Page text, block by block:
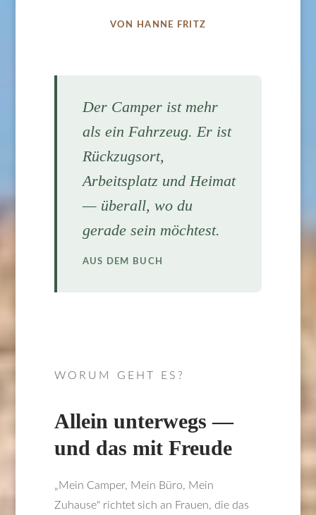
VON HANNE FRITZ
Der Camper ist mehr
als ein Fahrzeug. Er ist
Rückzugsort,
Arbeitsplatz und Heimat
— überall, wo du
gerade sein möchtest.
AUS DEM BUCH
WORUM GEHT ES?
Allein unterwegs —
und das mit Freude
„Mein Camper, Mein Büro, Mein
Zuhause" richtet sich an Frauen, die das